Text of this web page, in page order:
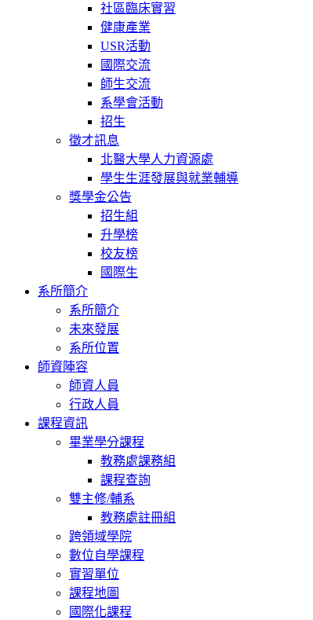
社區臨床實習
健康產業
USR活動
國際交流
師生交流
系學會活動
招生
徵才訊息
北醫大學人力資源處
學生生涯發展與就業輔導
獎學金公告
招生組
升學榜
校友榜
國際生
系所簡介
系所簡介
未來發展
系所位置
師資陣容
師資人員
行政人員
課程資訊
畢業學分課程
教務處課務組
課程查詢
雙主修/輔系
教務處註冊組
跨領域學院
數位自學課程
實習單位
課程地圖
國際化課程